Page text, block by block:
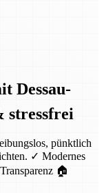
Dessau-
stressfrei
pünktlich
✓ Modernes
🏠